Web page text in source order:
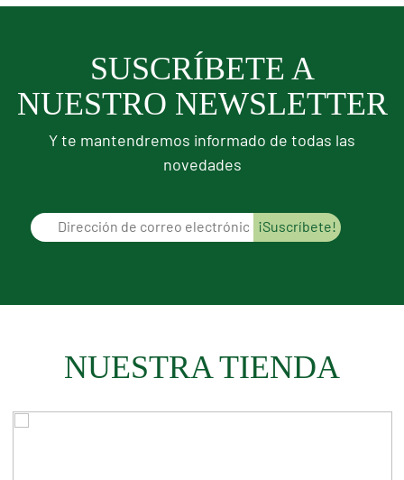
SUSCRÍBETE A
NUESTRO NEWSLETTER
Y te mantendremos informado de todas las
novedades
NUESTRA TIENDA